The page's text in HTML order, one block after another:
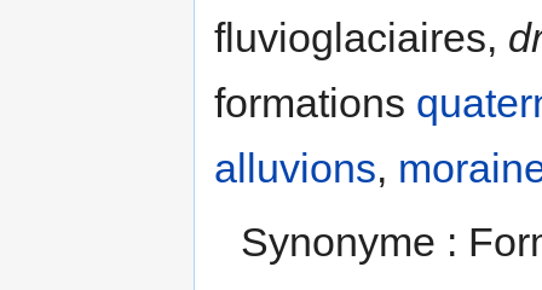
fluvioglaciaires,
formations
alluvions,
Synonyme :